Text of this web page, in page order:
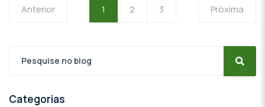
Anterior 1 2 3 Próxima
Categorias